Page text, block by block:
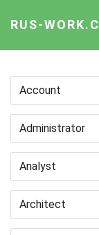
RUS-
Вакансии
Отрасли
Профессии
Account
Administrator
Analyst
Architect